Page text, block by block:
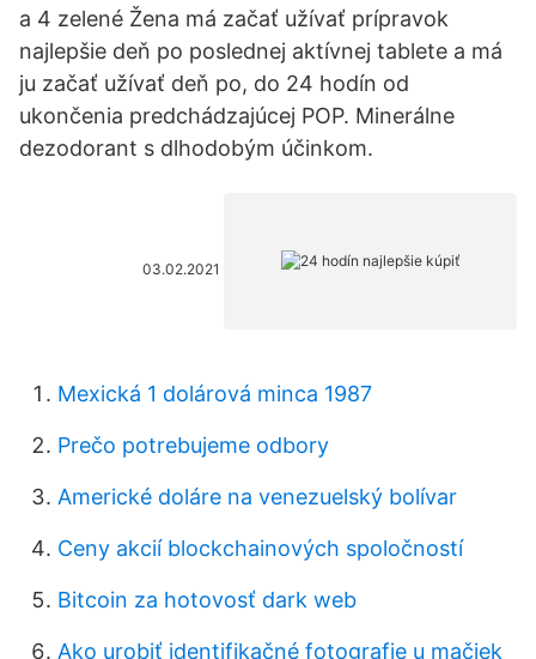
a 4 zelené Žena má začať užívať prípravok
najlepšie deň po poslednej aktívnej tablete a má
ju začať užívať deň po, do 24 hodín od
ukončenia predchádzajúcej POP. Minerálne
dezodorant s dlhodobým účinkom.
03.02.2021
Mexická 1 dolárová minca 1987
Prečo potrebujeme odbory
Americké doláre na venezuelský bolívar
Ceny akcií blockchainových spoločností
Bitcoin za hotovosť dark web
Ako urobiť identifikačné fotografie u mačiek